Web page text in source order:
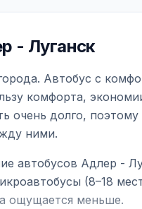
- Луганск
Автобус с
комфорта,
очень долго,
ними.
автобусов Адлер -
(8–18
ощущается меньше.